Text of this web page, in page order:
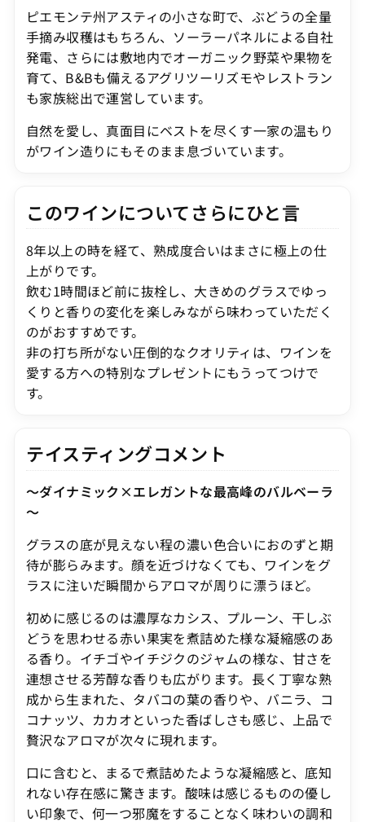
ピエモンテ州アスティの小さな町で、ぶどうの全量
手摘み収穫はもちろん、ソーラーパネルによる自社
発電、さらには敷地内でオーガニック野菜や果物を
育て、B&Bも備えるアグリツーリズモやレストラン
も家族総出で運営しています。
自然を愛し、真面目にベストを尽くす一家の温もり
がワイン造りにもそのまま息づいています。
このワインについてさらにひと言
8年以上の時を経て、熟成度合いはまさに極上の仕
上がりです。
飲む1時間ほど前に抜栓し、大きめのグラスでゆっ
くりと香りの変化を楽しみながら味わっていただく
のがおすすめです。
非の打ち所がない圧倒的なクオリティは、ワインを
愛する方への特別なプレゼントにもうってつけで
す。
テイスティングコメント
～ダイナミック×エレガントな最高峰のバルベーラ
～
グラスの底が見えない程の濃い色合いにおのずと期
待が膨らみます。顔を近づけなくても、ワインをグ
ラスに注いだ瞬間からアロマが周りに漂うほど。
初めに感じるのは濃厚なカシス、プルーン、干しぶ
どうを思わせる赤い果実を煮詰めた様な凝縮感のあ
る香り。イチゴやイチジクのジャムの様な、甘さを
連想させる芳醇な香りも広がります。長く丁寧な熟
成から生まれた、タバコの葉の香りや、バニラ、コ
コナッツ、カカオといった香ばしさも感じ、上品で
贅沢なアロマが次々に現れます。
口に含むと、まるで煮詰めたような凝縮感と、底知
れない存在感に驚きます。酸味は感じるものの優し
い印象で、何一つ邪魔をすることなく味わいの調和